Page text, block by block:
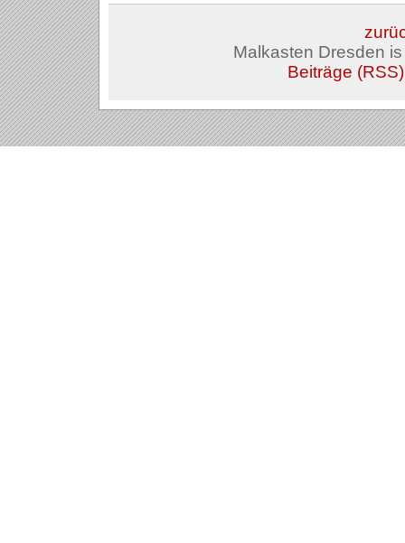
Malkasten Dresden
Beiträge (RSS)